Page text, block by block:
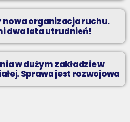
nowa organizacja ruchu.
dwa lata utrudnień!
w dużym zakładzie w
Sprawa jest rozwojowa